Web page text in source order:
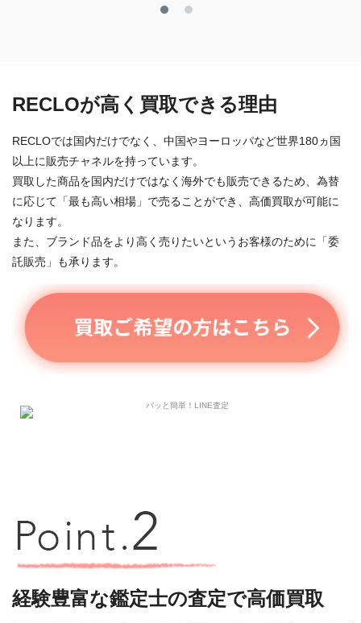
RECLOが高く買取できる理由
RECLOでは国内だけでなく、中国やヨーロッパなど世界180ヵ国
以上に販売チャネルを持っています。
買取した商品を国内だけではなく海外でも販売できるため、為替
に応じて「最も高い相場」で売ることができ、高価買取が可能に
なります。
また、ブランド品をより高く売りたいというお客様のために「委
託販売」も承ります。
経験豊富な鑑定士の査定で高価買取